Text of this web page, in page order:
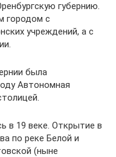
губернию.
городом с
учреждений, а с
была
Автономная
в 19 веке. Открытие в
по реке Белой и
(ныне